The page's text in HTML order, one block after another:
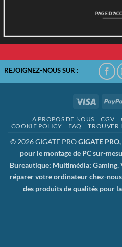
PAGE
REJOIGNEZ-NOUS SUR :
Visa
A PROPOS DE NOUS CGV
COOKIE POLICY
FAQ TROUVER
© 2026 GIGATE PROGIGATE
pour le montage de PC sur-
Bureautique; Multimédia; Gaming.
réparer votre ordinateur chez-
des produits de qualités pour